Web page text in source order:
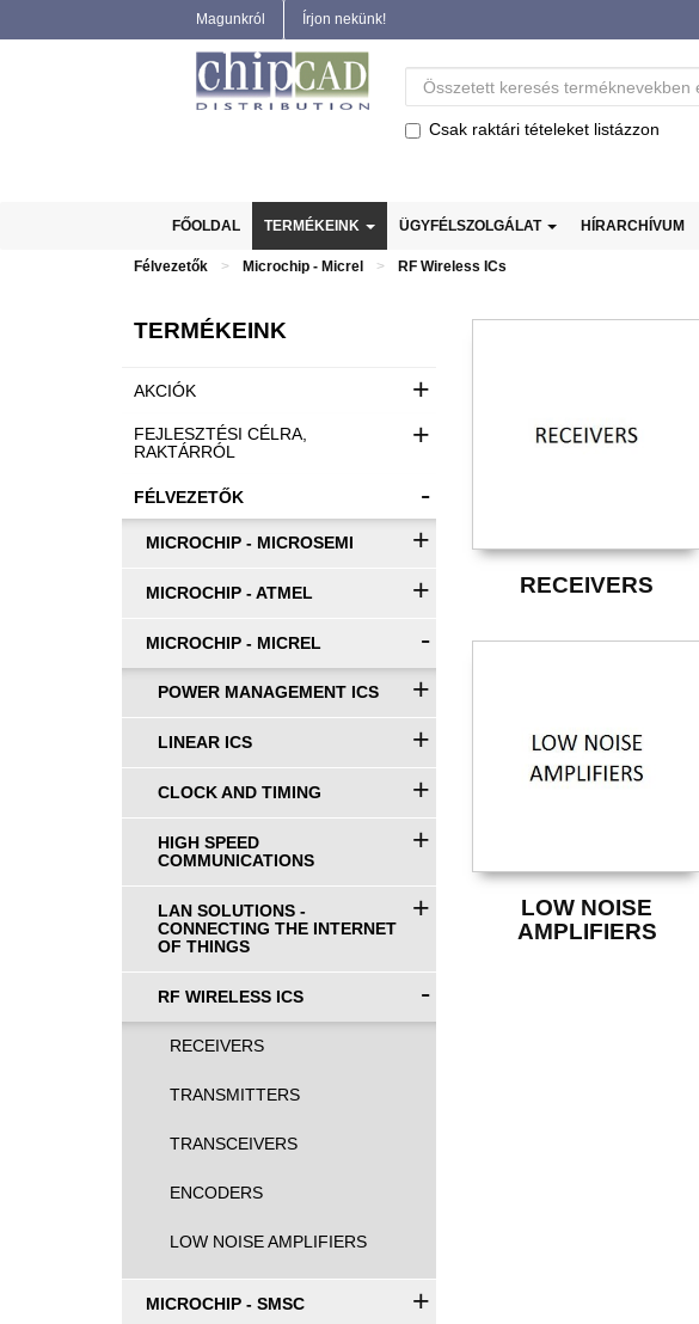
Magunkról Írjon nekünk!
Csak raktári tételeket listázzon
FŐOLDAL TERMÉKEINK ÜGYFÉLSZOLGÁLAT HÍRARCHÍVUM
Félvezetők Microchip - Micrel RF Wireless ICs
TERMÉKEINK
AKCIÓK +
FEJLESZTÉSI CÉLRA,
RAKTÁRRÓL
+
FÉLVEZETŐK -
MICROCHIP - MICROSEMI +
MICROCHIP - ATMEL +
MICROCHIP - MICREL -
POWER MANAGEMENT ICS +
LINEAR ICS +
CLOCK AND TIMING +
HIGH SPEED
COMMUNICATIONS
+
LAN SOLUTIONS -
CONNECTING THE INTERNET
OF THINGS
+
RF WIRELESS ICS -
RECEIVERS
TRANSMITTERS
TRANSCEIVERS
ENCODERS
LOW NOISE AMPLIFIERS
MICROCHIP - SMSC +
RECEIVERS
LOW NOISE
AMPLIFIERS